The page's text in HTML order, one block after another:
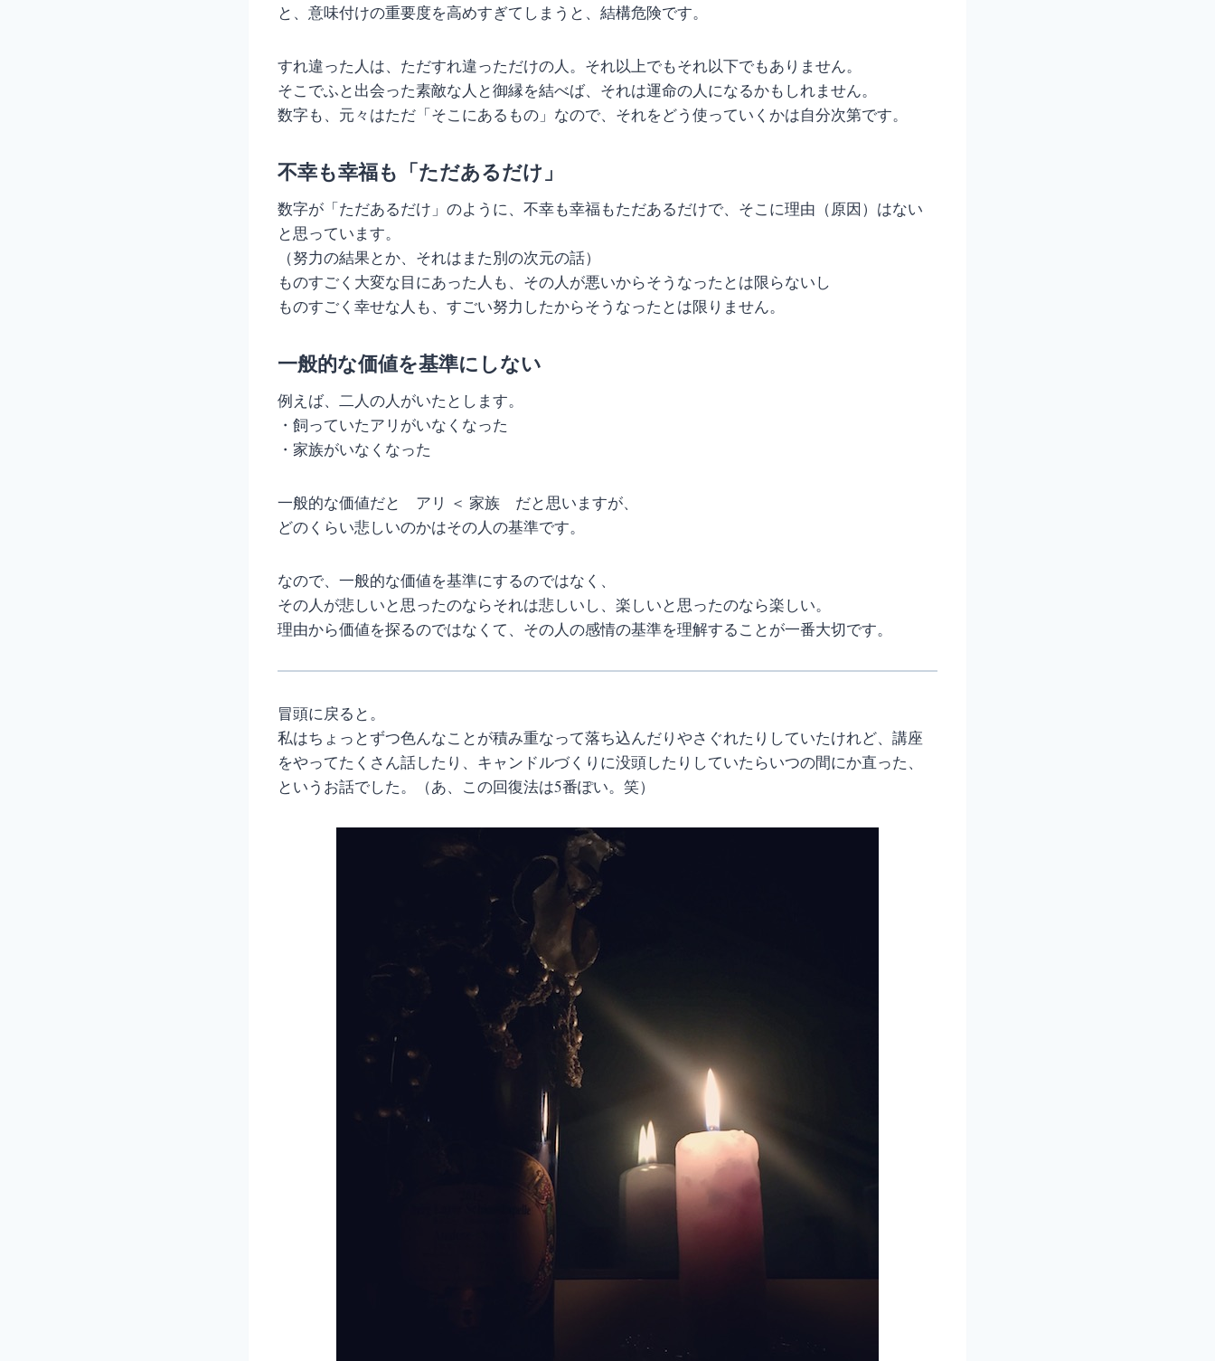
と、意味付けの重要度を高めすぎてしまうと、結構危険です。
すれ違った人は、ただすれ違っただけの人。それ以上でもそれ以下でもありません。
そこでふと出会った素敵な人と御縁を結べば、それは運命の人になるかもしれません。
数字も、元々はただ「そこにあるもの」なので、それをどう使っていくかは自分次第です。
不幸も幸福も「ただあるだけ」
数字が「ただあるだけ」のように、不幸も幸福もただあるだけで、そこに理由（原因）はない
と思っています。
（努力の結果とか、それはまた別の次元の話）
ものすごく大変な目にあった人も、その人が悪いからそうなったとは限らないし
ものすごく幸せな人も、すごい努力したからそうなったとは限りません。
一般的な価値を基準にしない
例えば、二人の人がいたとします。
・飼っていたアリがいなくなった
・家族がいなくなった
一般的な価値だと アリ ＜ 家族 だと思いますが、
どのくらい悲しいのかはその人の基準です。
なので、一般的な価値を基準にするのではなく、
その人が悲しいと思ったのならそれは悲しいし、楽しいと思ったのなら楽しい。
理由から価値を探るのではなくて、その人の感情の基準を理解することが一番大切です。
冒頭に戻ると。
私はちょっとずつ色んなことが積み重なって落ち込んだりやさぐれたりしていたけれど、講座
をやってたくさん話したり、キャンドルづくりに没頭したりしていたらいつの間にか直った、
というお話でした。（あ、この回復法は5番ぽい。笑）